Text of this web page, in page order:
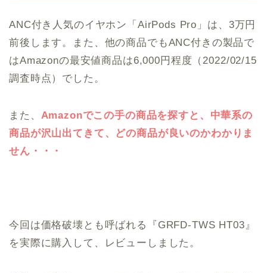
ANC付き人気のイヤホン「AirPods Pro」は、3万円
前後します。また、他の商品でもANC付きの製品で
はAmazonの最安値商品は6,000円程度（2022/02/15
調査時点）でした。
また、 Amazonでこの手の商品を探すと、中華系の
商品が沢山出てきて、どの商品が良いのかわかりま
せん・・・
今回は価格破壊とも呼ばれる『GRFD-TWS HT03』
を実際に購入して、レビューしました。